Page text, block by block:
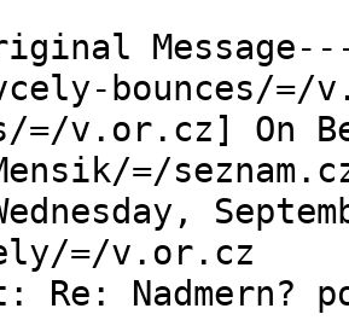
bounces/
=/v.or.cz] On
=/
=/v.or.cz
Re: Nadmern?